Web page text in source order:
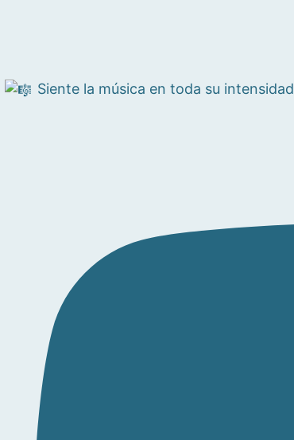
Siente la música en toda su intensidad